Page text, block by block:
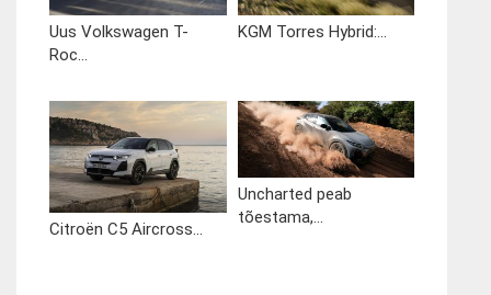
Uus Volkswagen T-
Roc...
KGM Torres Hybrid:...
Citroën C5 Aircross...
Uncharted peab
tõestama,...